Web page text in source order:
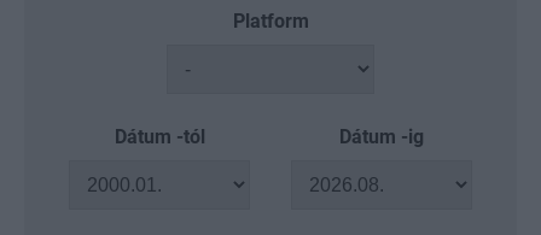
Platform
Dátum -tól Dátum -ig